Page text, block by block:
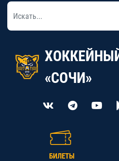
«СОЧИ»
БИЛЕТЫ